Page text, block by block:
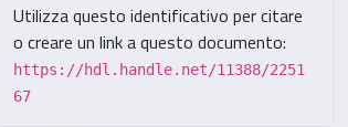
Utilizza questo identificativo per citare
o creare un link a questo documento:
https://hdl.handle.net/11388/2251
67